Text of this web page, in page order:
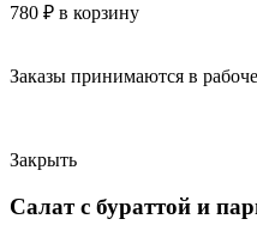
780 ₽ в корзину
Заказы принимаются в
Закрыть
Салат с бураттой и